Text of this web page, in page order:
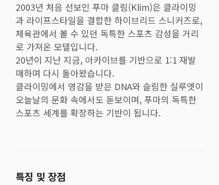
2003년 처음 선보인 푸마 클림(Klim)은 클라이밍
과 라이프스타일을 결합한 하이브리드 스니커즈로,
체육관에서 볼 수 있던 독특한 스포츠 감성을 거리
로 가져온 모델입니다.
20년이 지난 지금, 아카이브를 기반으로 1:1 재발
매하며 다시 돌아왔습니다.
클라이밍에서 영감을 받은 DNA와 슬림한 실루엣이
오늘날의 문화 속에서도 돋보이며, 푸마의 독특한
스포츠 세계를 확장하는 기반이 됩니다.
특징 및 장점